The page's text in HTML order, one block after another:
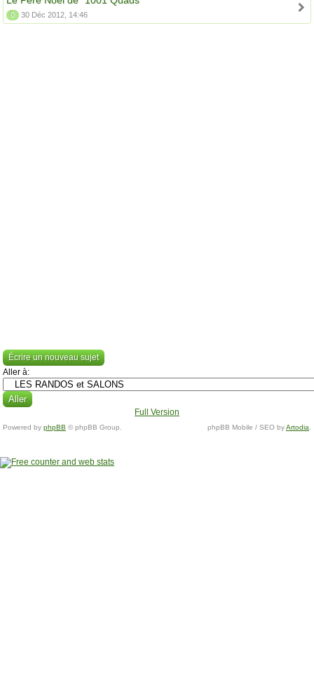
0 30 Déc 2012, 14:46
Écrire un nouveau sujet
Aller à:
Full Version
Powered by phpBB © phpBB Group. phpBB Mobile / SEO byArtodia